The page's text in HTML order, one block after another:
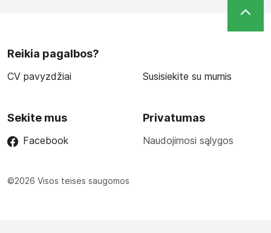
Reikia pagalbos?
CV pavyzdžiai Susisiekite su mumis
Sekite mus
Facebook
Privatumas
Naudojimosi sąlygos
©2026 Visos teisės saugomos